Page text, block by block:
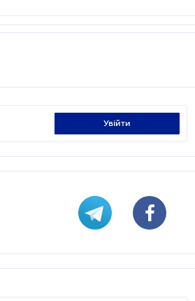
увійти